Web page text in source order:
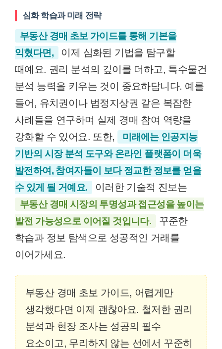
심화 학습과 미래 전략
부동산 경매 초보 가이드를 통해 기본을
익혔다면,
이제 심화된 기법을 탐구할
때예요. 권리 분석의 깊이를 더하고, 특수물건
분석 능력을 키우는 것이 중요하답니다. 예를
들어, 유치권이나 법정지상권 같은 복잡한
사례들을 연구하며 실제 경매 참여 역량을
강화할 수 있어요. 또한,
미래에는 인공지능
기반의 시장 분석 도구와 온라인 플랫폼이 더욱
발전하여, 참여자들이 보다 정교한 정보를 얻을
수 있게 될 거예요.
이러한 기술적 진보는
부동산 경매 시장의 투명성과 접근성을 높이는
발전 가능성으로 이어질 것입니다.
꾸준한
학습과 정보 탐색으로 성공적인 거래를
이어가세요.
부동산 경매 초보 가이드, 어렵게만
생각했다면 이제 괜찮아요. 철저한 권리
분석과 현장 조사는 성공의 필수
요소이고, 무리하지 않는 선에서 꾸준히